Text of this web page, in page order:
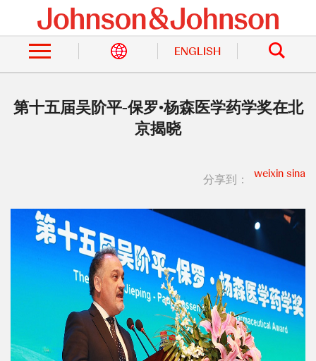
到
内
ENGLISH
站
第十五届吴阶平-保罗•杨森医学药学奖在北
京揭晓
分享到： weixinsina